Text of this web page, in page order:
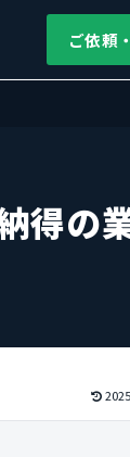
ご依頼
得の